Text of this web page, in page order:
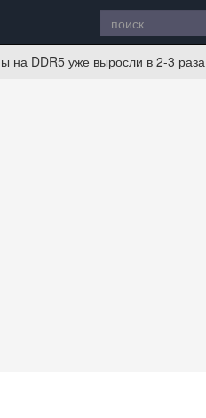
на DDR5 уже выросли в 2-3 раза